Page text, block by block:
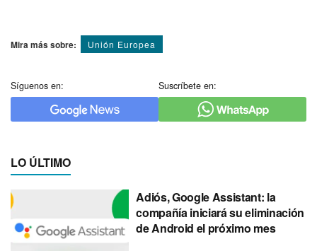
Mira más sobre: Unión Europea
Síguenos en: Suscríbete en:
LO ÚLTIMO
Adiós, Google Assistant: la
compañía iniciará su eliminación
de Android el próximo mes